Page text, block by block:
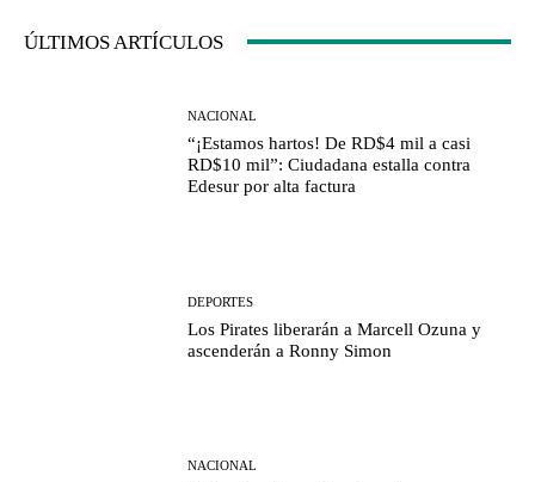
ÚLTIMOS ARTÍCULOS
NACIONAL
“¡Estamos hartos! De RD$4 mil a casi
RD$10 mil”: Ciudadana estalla contra
Edesur por alta factura
DEPORTES
Los Pirates liberarán a Marcell Ozuna y
ascenderán a Ronny Simon
NACIONAL